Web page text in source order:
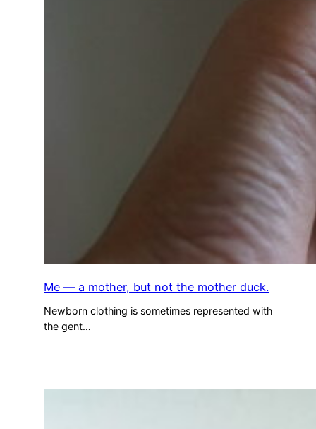
Me — a mother, but not the mother duck.
Newborn clothing is sometimes represented with
the gent…